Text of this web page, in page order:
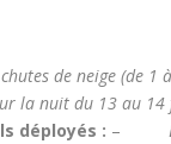
de neige (de 1
la nuit du 13 au 14
déployés : –